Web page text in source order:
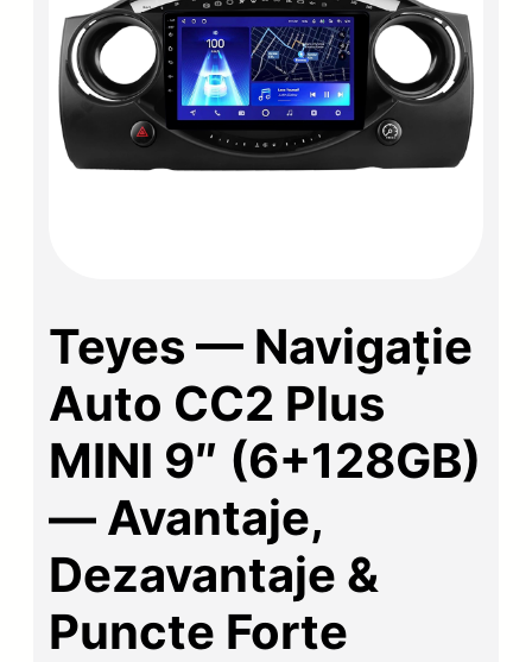
Teyes — Navigație
Auto CC2 Plus
MINI 9″ (6+128GB)
— Avantaje,
Dezavantaje &
Puncte Forte